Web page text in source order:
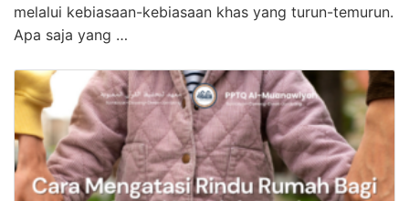
melalui kebiasaan-kebiasaan khas yang turun-temurun.
Apa saja yang …